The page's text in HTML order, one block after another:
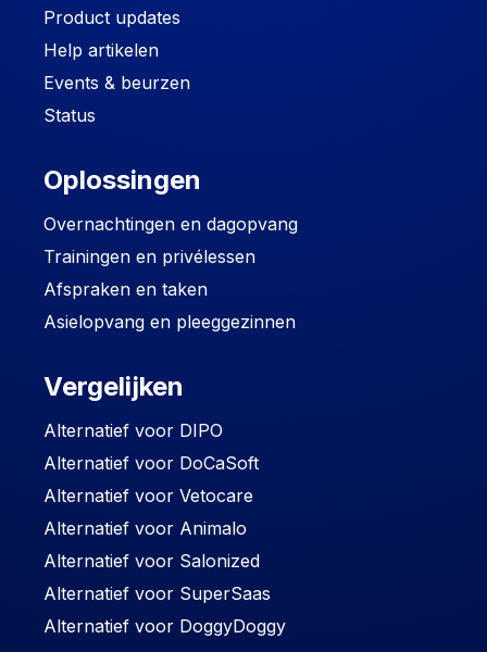
Product updates
Help artikelen
Events & beurzen
Status
Oplossingen
Overnachtingen en dagopvang
Trainingen en privélessen
Afspraken en taken
Asielopvang en pleeggezinnen
Vergelijken
Alternatief voor DIPO
Alternatief voor DoCaSoft
Alternatief voor Vetocare
Alternatief voor Animalo
Alternatief voor Salonized
Alternatief voor SuperSaas
Alternatief voor DoggyDoggy